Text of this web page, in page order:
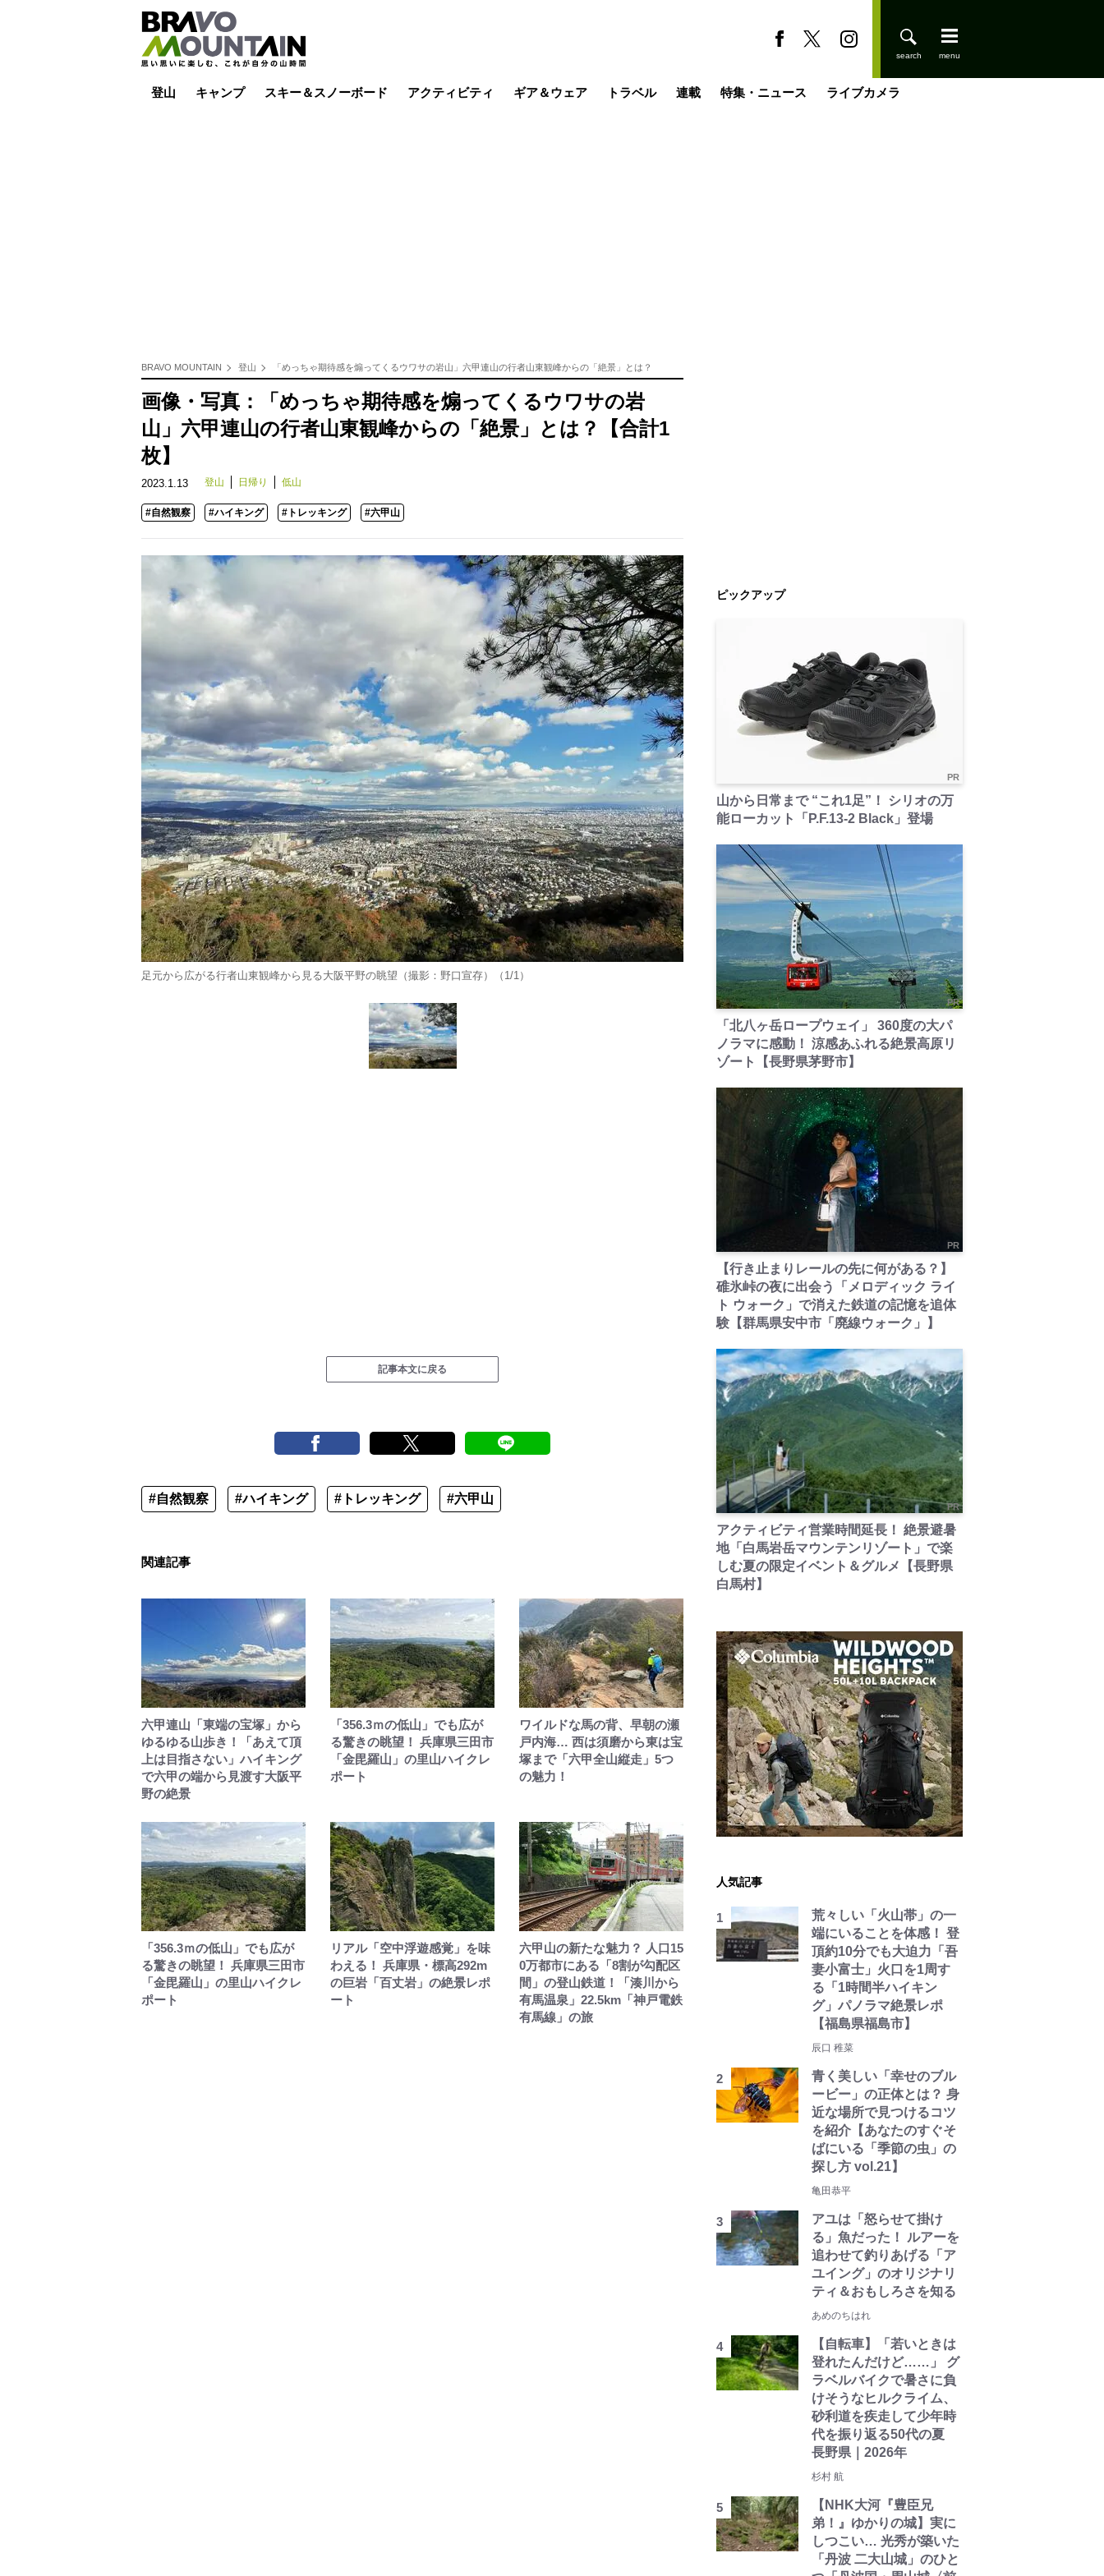
登山 キャンプ スキー＆スノーボード アクティビティ ギア＆ウェア トラベル 連載 特集・ニュース ライブカメラ
BRAVO MOUNTAIN 登山 「めっちゃ期待感を煽ってくるウワサの岩山」六甲連山の行者山東観峰からの「絶景」とは？
画像・写真：「めっちゃ期待感を煽ってくるウワサの岩
山」六甲連山の行者山東観峰からの「絶景」とは？【合計1
枚】
2023.1.13 登山 日帰り 低山
#自然観察 #ハイキング #トレッキング #六甲山
足元から広がる行者山東観峰から見る大阪平野の眺望（撮影：野口宣存）（1/1）
記事本文に戻る
#自然観察 #ハイキング #トレッキング #六甲山
関連記事
六甲連山「東端の宝塚」から
ゆるゆる山歩き！「あえて頂
上は目指さない」ハイキング
で六甲の端から見渡す大阪平
野の絶景
「356.3ｍの低山」でも広が
る驚きの眺望！ 兵庫県三田市
「金毘羅山」の里山ハイクレ
ポート
ワイルドな馬の背、早朝の瀬
戸内海… 西は須磨から東は宝
塚まで「六甲全山縦走」5つ
の魅力！
「356.3ｍの低山」でも広が
る驚きの眺望！ 兵庫県三田市
「金毘羅山」の里山ハイクレ
ポート
リアル「空中浮遊感覚」を味
わえる！ 兵庫県・標高292m
の巨岩「百丈岩」の絶景レポ
ート
六甲山の新たな魅力？ 人口15
0万都市にある「8割が勾配区
間」の登山鉄道！「湊川から
有馬温泉」22.5km「神戸電鉄
有馬線」の旅
ピックアップ
PR
山から日常まで “これ1足”！ シリオの万
能ローカット「P.F.13-2 Black」登場
PR
「北八ヶ岳ロープウェイ」 360度の大パ
ノラマに感動！ 涼感あふれる絶景高原リ
ゾート【長野県茅野市】
PR
【行き止まりレールの先に何がある？】
碓氷峠の夜に出会う「メロディック ライ
ト ウォーク」で消えた鉄道の記憶を追体
験【群馬県安中市「廃線ウォーク」】
PR
アクティビティ営業時間延長！ 絶景避暑
地「白馬岩岳マウンテンリゾート」で楽
しむ夏の限定イベント＆グルメ【長野県
白馬村】
人気記事
荒々しい「火山帯」の一
端にいることを体感！ 登
頂約10分でも大迫力「吾
妻小富士」火口を1周す
る「1時間半ハイキン
グ」パノラマ絶景レポ
【福島県福島市】
辰口 稚菜
青く美しい「幸せのブル
ービー」の正体とは？ 身
近な場所で見つけるコツ
を紹介【あなたのすぐそ
ばにいる「季節の虫」の
探し方 vol.21】
亀田恭平
アユは「怒らせて掛け
る」魚だった！ ルアーを
追わせて釣りあげる「ア
ユイング」のオリジナリ
ティ＆おもしろさを知る
あめのちはれ
【自転車】「若いときは
登れたんだけど……」 グ
ラベルバイクで暑さに負
けそうなヒルクライム、
砂利道を疾走して少年時
代を振り返る50代の夏
長野県｜2026年
杉村 航
【NHK大河『豊臣兄
弟！』ゆかりの城】実に
しつこい… 光秀が築いた
「丹波 二大山城」のひと